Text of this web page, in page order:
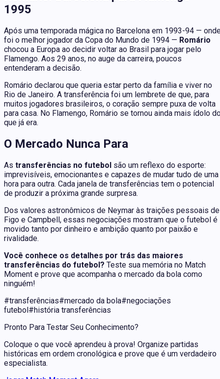
1995
Após uma temporada mágica no Barcelona em 1993-94 —
foi o melhor jogador da Copa do Mundo de 1994 — Romário
chocou a Europa ao decidir voltar ao Brasil para jogar pelo
Flamengo. Aos 29 anos, no auge da carreira, poucos
entenderam a decisão.
Romário declarou que queria estar perto da família e viver no
Rio de Janeiro. A transferência foi um lembrete de que, para
muitos jogadores brasileiros, o coração sempre puxa de volta
para casa. No Flamengo, Romário se tornou ainda mais ídolo
que já era.
O Mercado Nunca Para
As transferências no futebol são um reflexo do esporte:
imprevisíveis, emocionantes e capazes de mudar tudo de uma
hora para outra. Cada janela de transferências tem o potencial
de produzir a próxima grande surpresa.
Dos valores astronômicos de Neymar às traições pessoais de
Figo e Campbell, essas negociações mostram que o futebol é
movido tanto por dinheiro e ambição quanto por paixão e
rivalidade.
Você conhece os detalhes por trás das maiores
transferências do futebol? Teste sua memória no Match
Moment e prove que acompanha o mercado da bola como
ninguém!
#transferências#mercado da bola#negociações
futebol#história transferências
Pronto Para Testar Seu Conhecimento?
Coloque o que você aprendeu à prova! Organize partidas
históricas em ordem cronológica e prove que é um verdadeiro
especialista.